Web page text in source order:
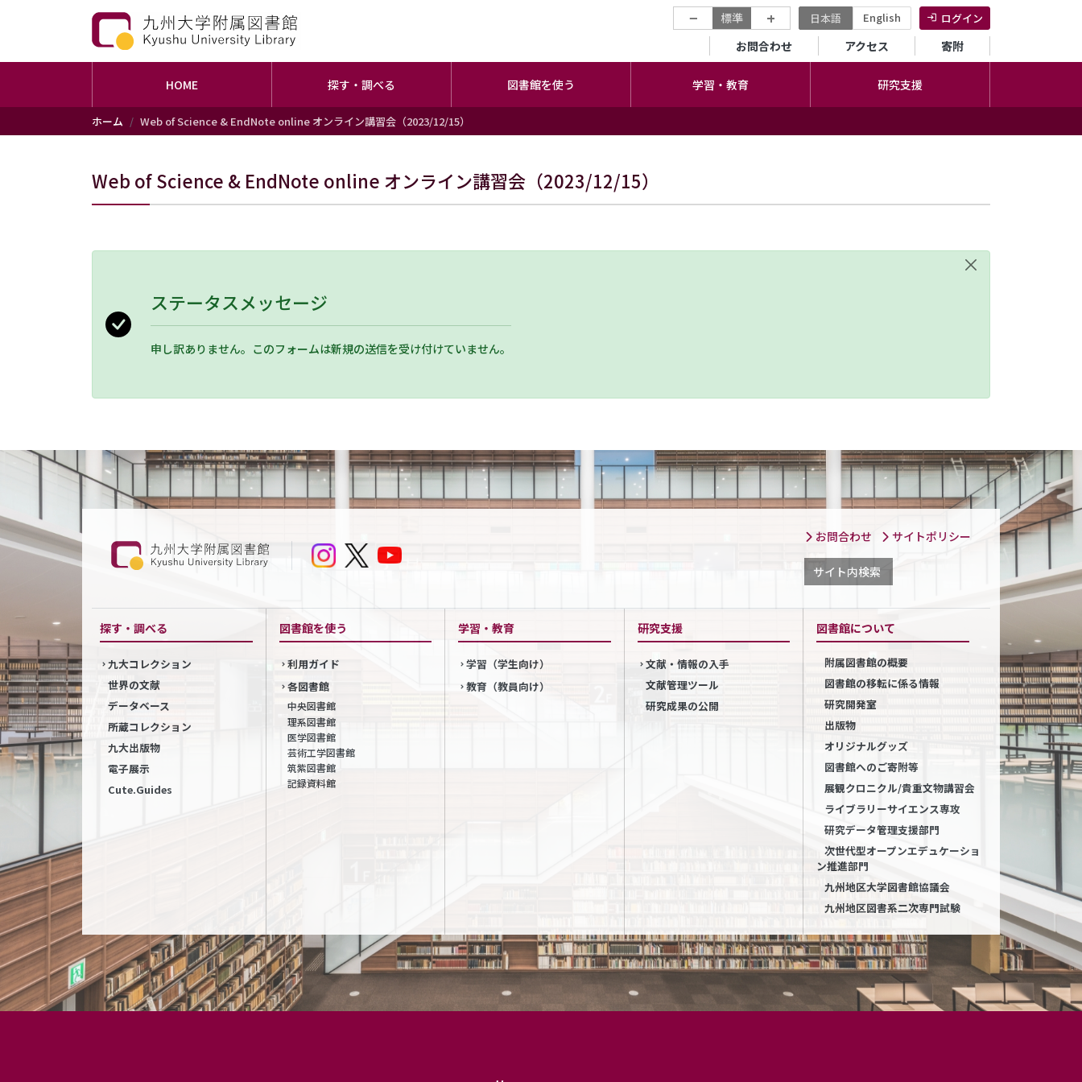
メインコンテンツに移動
− 標準 + 日本語 English ログイン
セカンダリーメニュー
お問合わせ アクセス 寄附
HOME 探す・調べる 図書館を使う 学習・教育 研究支援
ホーム Web of Science & EndNote online オンライン講習会（2023/12/15）
Web of Science & EndNote online オンライン講習会（2023/12/15）
ステータスメッセージ
申し訳ありません。このフォームは新規の送信を受け付けていません。
お問合わせ サイトポリシー
サイト内検索
探す・調べる
九大コレクション
世界の文献
データベース
所蔵コレクション
九大出版物
電子展示
Cute.Guides
図書館を使う
利用ガイド
各図書館
中央図書館
理系図書館
医学図書館
芸術工学図書館
筑紫図書館
記録資料館
学習・教育
学習（学生向け）
教育（教員向け）
研究支援
文献・情報の入手
文献管理ツール
研究成果の公開
図書館について
附属図書館の概要
図書館の移転に係る情報
研究開発室
出版物
オリジナルグッズ
図書館へのご寄附等
展観クロニクル/貴重文物講習会
ライブラリーサイエンス専攻
研究データ管理支援部門
次世代型オープンエデュケーショ
ン推進部門
九州地区大学図書館協議会
九州地区図書系二次専門試験